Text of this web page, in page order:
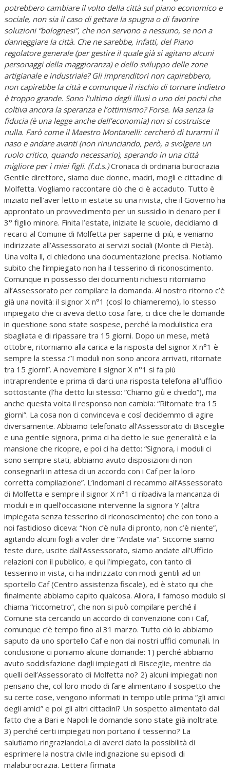
potrebbero cambiare il volto della città sul piano economico e
sociale, non sia il caso di gettare la spugna o di favorire
soluzioni “bolognesi”, che non servono a nessuno, se non a
danneggiare la città. Che ne sarebbe, infatti, del Piano
regolatore generale (per gestire il quale già si agitano alcuni
personaggi della maggioranza) e dello sviluppo delle zone
artigianale e industriale? Gli imprenditori non capirebbero,
non capirebbe la città e comunque il rischio di tornare indietro
è troppo grande. Sono l’ultimo degli illusi o uno dei pochi che
coltiva ancora la speranza e l’ottimismo? Forse. Ma senza la
fiducia (è una legge anche dell’economia) non si costruisce
nulla. Farò come il Maestro Montanelli: cercherò di turarmi il
naso e andare avanti (non rinunciando, però, a svolgere un
ruolo critico, quando necessario), sperando in una città
migliore per i miei figli. (f.d.s.)Cronaca di ordinaria burocrazia
Gentile direttore, siamo due donne, madri, mogli e cittadine di
Molfetta. Vogliamo raccontare ciò che ci è accaduto. Tutto è
iniziato nell’aver letto in estate su una rivista, che il Governo ha
approntato un provvedimento per un sussidio in denaro per il
3° figlio minore. Finita l’estate, iniziate le scuole, decidiamo di
recarci al Comune di Molfetta per saperne di più, e veniamo
indirizzate all’Assessorato ai servizi sociali (Monte di Pietà).
Una volta lì, ci chiedono una documentazione precisa. Notiamo
subito che l’impiegato non ha il tesserino di riconoscimento.
Comunque in possesso dei documenti richiesti ritorniamo
all’Assessorato per compilare la domanda. Al nostro ritorno c’è
già una novità: il signor X n°1 (così lo chiameremo), lo stesso
impiegato che ci aveva detto cosa fare, ci dice che le domande
in questione sono state sospese, perché la modulistica era
sbagliata e di ripassare tra 15 giorni. Dopo un mese, metà
ottobre, ritorniamo alla carica e la risposta del signor X n°1 è
sempre la stessa :”I moduli non sono ancora arrivati, ritornate
tra 15 giorni”. A novembre il signor X n°1 si fa più
intraprendente e prima di darci una risposta telefona all’ufficio
sottostante (l’ha detto lui stesso: ”Chiamo giù e chiedo”), ma
anche questa volta il responso non cambia: “Ritornate tra 15
giorni”. La cosa non ci convinceva e così decidemmo di agire
diversamente. Abbiamo telefonato all’Assessorato di Bisceglie
e una gentile signora, prima ci ha detto le sue generalità e la
mansione che ricopre, e poi ci ha detto: “Signora, i moduli ci
sono sempre stati, abbiamo avuto disposizioni di non
consegnarli in attesa di un accordo con i Caf per la loro
corretta compilazione”. L’indomani ci recammo all’Assessorato
di Molfetta e sempre il signor X n°1 ci ribadiva la mancanza di
moduli e in quell’occasione intervenne la signora Y (altra
impiegata senza tesserino di riconoscimento) che con tono a
noi fastidioso diceva: “Non c’è nulla di pronto, non c’è niente”,
agitando alcuni fogli a voler dire “Andate via”. Siccome siamo
teste dure, uscite dall’Assessorato, siamo andate all’Ufficio
relazioni con il pubblico, e qui l’impiegato, con tanto di
tesserino in vista, ci ha indirizzato con modi gentili ad un
sportello Caf (Centro assistenza fiscale), ed è stato qui che
finalmente abbiamo capito qualcosa. Allora, il famoso modulo si
chiama “riccometro”, che non si può compilare perché il
Comune sta cercando un accordo di convenzione con i Caf,
comunque c’è tempo fino al 31 marzo. Tutto ciò lo abbiamo
saputo da uno sportello Caf e non dai nostri uffici comunali. In
conclusione ci poniamo alcune domande: 1) perché abbiamo
avuto soddisfazione dagli impiegati di Bisceglie, mentre da
quelli dell’Assessorato di Molfetta no? 2) alcuni impiegati non
pensano che, col loro modo di fare alimentano il sospetto che
su certe cose, vengono informati in tempo utile prima “gli amici
degli amici” e poi gli altri cittadini? Un sospetto alimentato dal
fatto che a Bari e Napoli le domande sono state già inoltrate.
3) perché certi impiegati non portano il tesserino? La
salutiamo ringraziandoLa di averci dato la possibilità di
esprimere la nostra civile indignazione su episodi di
malaburocrazia. Lettera firmata